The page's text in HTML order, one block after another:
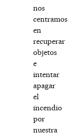
nos
centramos
en
recuperar
objetos
e
intentar
apagar
el
incendio
por
nuestra